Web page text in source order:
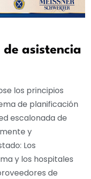
asistencia
los principios
de planificación
escalonada de
y
Los
y los hospitales
de